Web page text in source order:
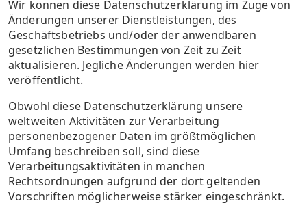
Wir können diese Datenschutzerklärung im Zuge von
Änderungen unserer Dienstleistungen, des
Geschäftsbetriebs und/oder der anwendbaren
gesetzlichen Bestimmungen von Zeit zu Zeit
aktualisieren. Jegliche Änderungen werden hier
veröffentlicht.
Obwohl diese Datenschutzerklärung unsere
weltweiten Aktivitäten zur Verarbeitung
personenbezogener Daten im größtmöglichen
Umfang beschreiben soll, sind diese
Verarbeitungsaktivitäten in manchen
Rechtsordnungen aufgrund der dort geltenden
Vorschriften möglicherweise stärker eingeschränkt.